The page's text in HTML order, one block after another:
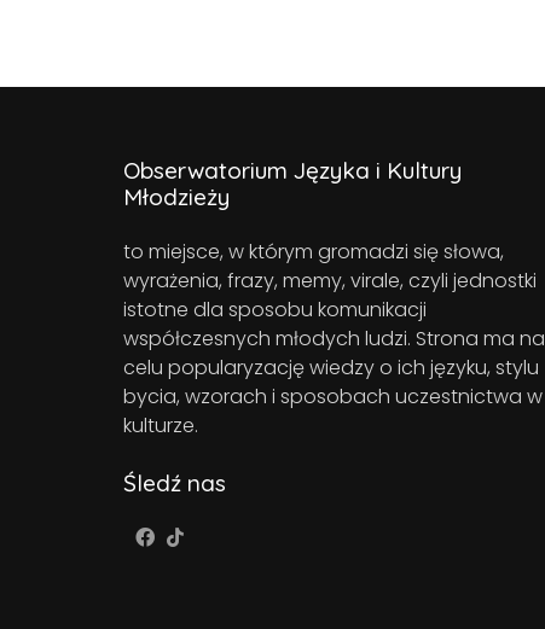
Obserwatorium Języka i Kultury
Młodzieży
to miejsce, w którym gromadzi się słowa,
wyrażenia, frazy, memy, virale, czyli jednostki
istotne dla sposobu komunikacji
współczesnych młodych ludzi. Strona ma na
celu popularyzację wiedzy o ich języku, stylu
bycia, wzorach i sposobach uczestnictwa w
kulturze.
Śledź nas